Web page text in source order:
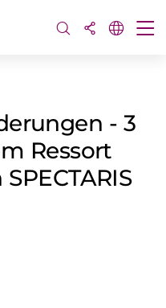
- 3
Ressort